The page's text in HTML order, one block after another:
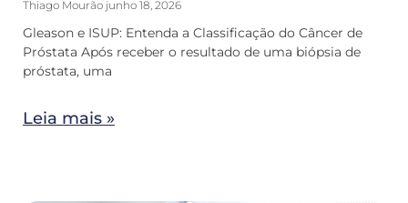
Thiago Mourão junho 18, 2026
Gleason e ISUP: Entenda a Classificação do Câncer de
Próstata Após receber o resultado de uma biópsia de
próstata, uma
Leia mais »